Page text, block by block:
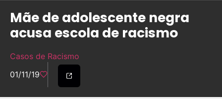
Mãe de adolescente negra
acusa escola de racismo
Casos de Racismo
01/11/19